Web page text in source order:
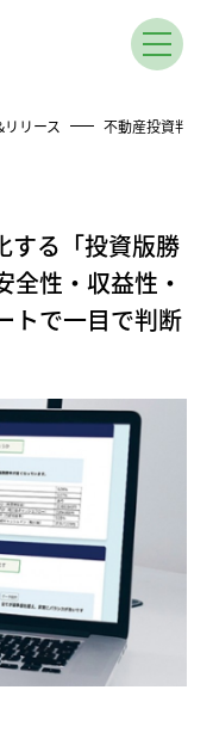
リース 不動産投資判断
する「投資版勝
性・収益性・
トで一目で判断